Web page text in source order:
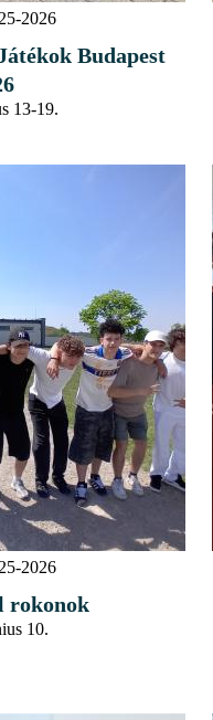
2026
Budapest
13-19.
2026
rokonok
10.